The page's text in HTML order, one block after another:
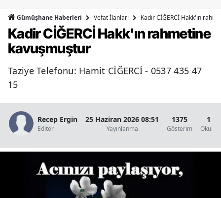
Bingöl
Bolu
Çanakkale
Çankırı
Çorum
Denizli
Gümüşhane Haberleri Vefat İlanları Kadir CİĞERCİ Hakk'ın
Kadir CİĞERCİ Hakk'ın rahmetine
kavuşmuştur
Taziye Telefonu: Hamit CİĞERCİ - 0537 435 47
15
Recep Ergin
Editör
25 Haziran 2026 08:51
Yayınlanma
1375
Gösterim
1